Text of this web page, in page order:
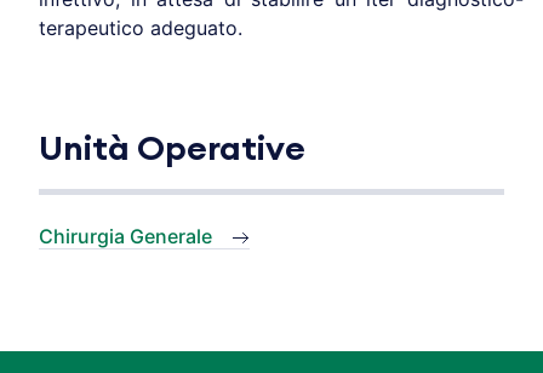
terapeutico adeguato.
Unità Operative
Chirurgia Generale